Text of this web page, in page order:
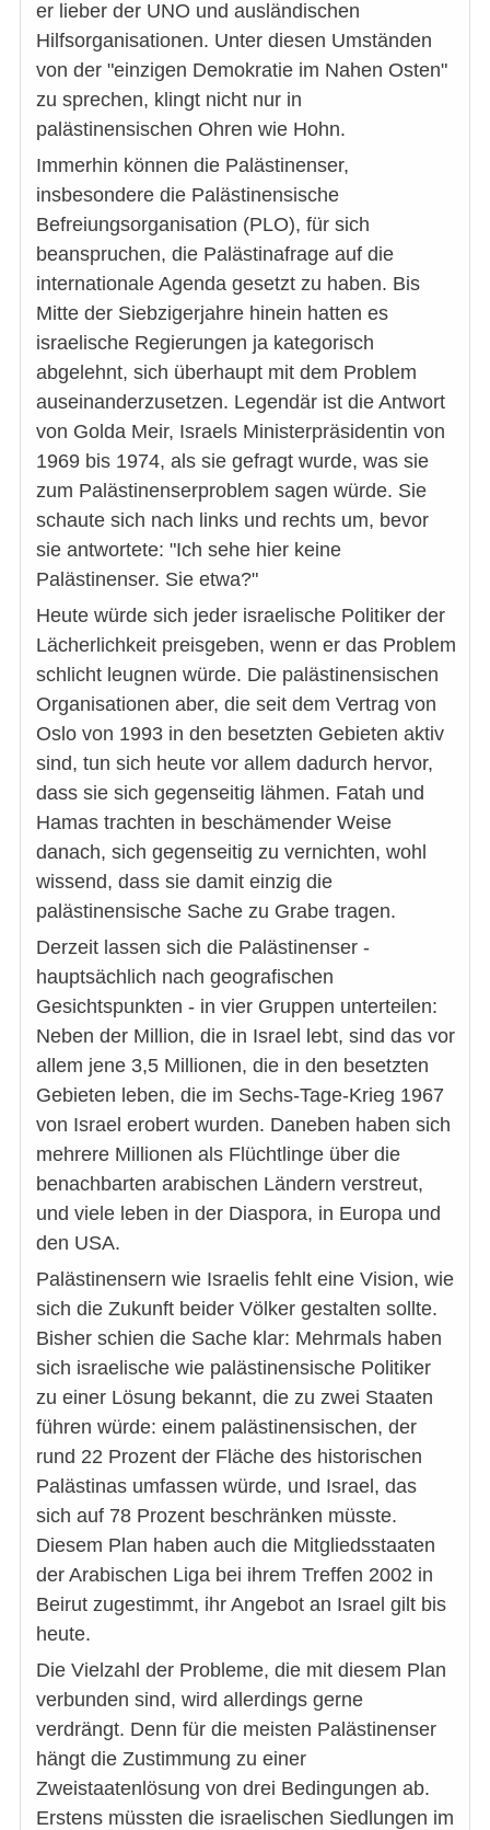
er lieber der UNO und ausländischen
Hilfsorganisationen. Unter diesen Umständen
von der "einzigen Demokratie im Nahen Osten"
zu sprechen, klingt nicht nur in
palästinensischen Ohren wie Hohn.
Immerhin können die Palästinenser,
insbesondere die Palästinensische
Befreiungsorganisation (PLO), für sich
beanspruchen, die Palästinafrage auf die
internationale Agenda gesetzt zu haben. Bis
Mitte der Siebzigerjahre hinein hatten es
israelische Regierungen ja kategorisch
abgelehnt, sich überhaupt mit dem Problem
auseinanderzusetzen. Legendär ist die Antwort
von Golda Meir, Israels Ministerpräsidentin von
1969 bis 1974, als sie gefragt wurde, was sie
zum Palästinenserproblem sagen würde. Sie
schaute sich nach links und rechts um, bevor
sie antwortete: "Ich sehe hier keine
Palästinenser. Sie etwa?"
Heute würde sich jeder israelische Politiker der
Lächerlichkeit preisgeben, wenn er das Problem
schlicht leugnen würde. Die palästinensischen
Organisationen aber, die seit dem Vertrag von
Oslo von 1993 in den besetzten Gebieten aktiv
sind, tun sich heute vor allem dadurch hervor,
dass sie sich gegenseitig lähmen. Fatah und
Hamas trachten in beschämender Weise
danach, sich gegenseitig zu vernichten, wohl
wissend, dass sie damit einzig die
palästinensische Sache zu Grabe tragen.
Derzeit lassen sich die Palästinenser -
hauptsächlich nach geografischen
Gesichtspunkten - in vier Gruppen unterteilen:
Neben der Million, die in Israel lebt, sind das vor
allem jene 3,5 Millionen, die in den besetzten
Gebieten leben, die im Sechs-Tage-Krieg 1967
von Israel erobert wurden. Daneben haben sich
mehrere Millionen als Flüchtlinge über die
benachbarten arabischen Ländern verstreut,
und viele leben in der Diaspora, in Europa und
den USA.
Palästinensern wie Israelis fehlt eine Vision, wie
sich die Zukunft beider Völker gestalten sollte.
Bisher schien die Sache klar: Mehrmals haben
sich israelische wie palästinensische Politiker
zu einer Lösung bekannt, die zu zwei Staaten
führen würde: einem palästinensischen, der
rund 22 Prozent der Fläche des historischen
Palästinas umfassen würde, und Israel, das
sich auf 78 Prozent beschränken müsste.
Diesem Plan haben auch die Mitgliedsstaaten
der Arabischen Liga bei ihrem Treffen 2002 in
Beirut zugestimmt, ihr Angebot an Israel gilt bis
heute.
Die Vielzahl der Probleme, die mit diesem Plan
verbunden sind, wird allerdings gerne
verdrängt. Denn für die meisten Palästinenser
hängt die Zustimmung zu einer
Zweistaatenlösung von drei Bedingungen ab.
Erstens müssten die israelischen Siedlungen im